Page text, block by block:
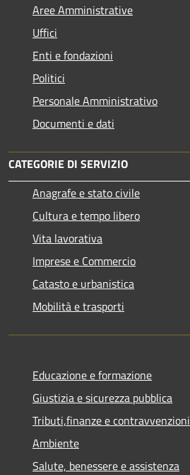
Aree Amministrative
Uffici
Enti e fondazioni
Politici
Personale Amministrativo
Documenti e dati
CATEGORIE DI SERVIZIO
Anagrafe e stato civile
Cultura e tempo libero
Vita lavorativa
Imprese e Commercio
Catasto e urbanistica
Mobilità e trasporti
Educazione e formazione
Giustizia e sicurezza pubblica
Tributi,finanze e contravvenzioni
Ambiente
Salute, benessere e assistenza